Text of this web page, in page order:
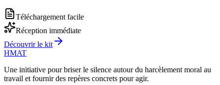
Téléchargement facile
Réception immédiate
Découvrir le kit
HMAT
Une initiative pour briser le silence autour du harcèlement moral au
travail et fournir des repères concrets pour agir.